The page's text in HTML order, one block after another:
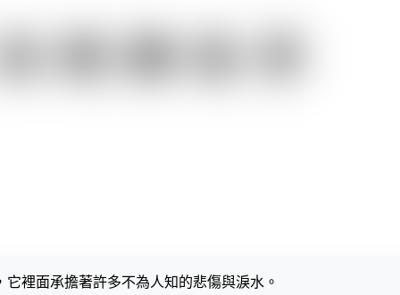
裡面承擔著許多不為人知的悲傷與淚水。